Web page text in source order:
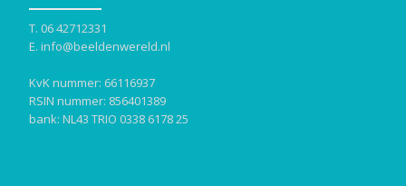
T. 06 42712331
E. info@beeldenwereld.nl
KvK nummer: 66116937
RSIN nummer: 856401389
bank: NL43 TRIO 0338 6178 25